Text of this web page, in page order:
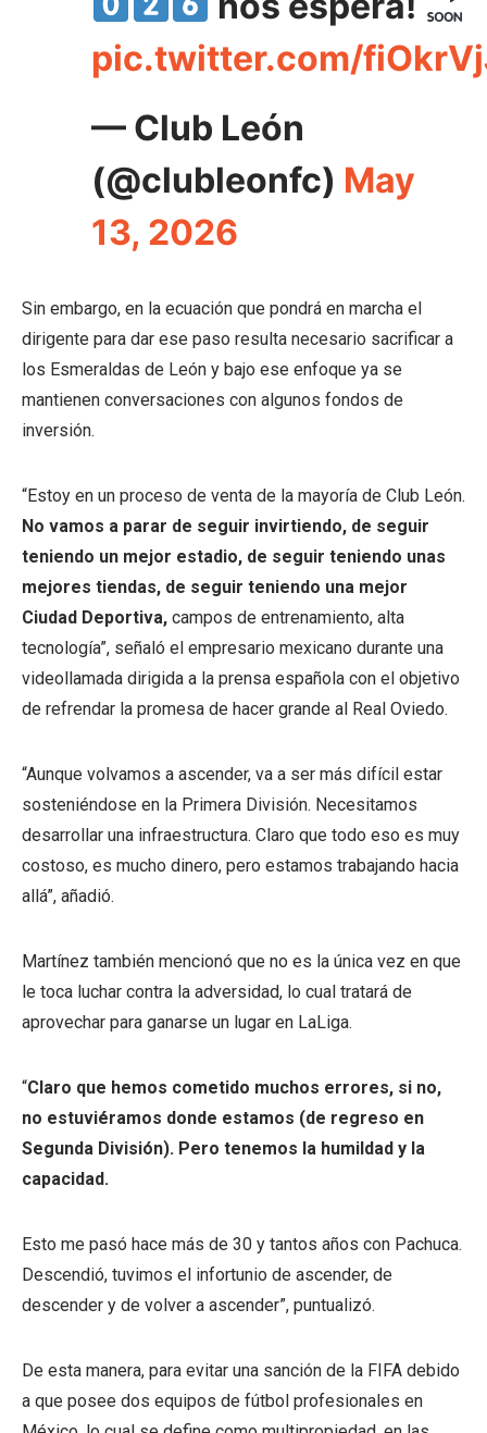
pic.twitter.com/
— Club León
(@clubleonfc) May
13, 2026
Sin embargo, en la ecuación que pondrá en marcha el
dirigente para dar ese paso resulta necesario sacrificar a
los Esmeraldas de León y bajo ese enfoque ya se
mantienen conversaciones con algunos fondos de
inversión.
“Estoy en un proceso de venta de la mayoría de Club León.
No vamos a parar de seguir invirtiendo, de seguir
teniendo un mejor estadio, de seguir teniendo unas
mejores tiendas, de seguir teniendo una mejor
Ciudad Deportiva, campos de entrenamiento, alta
tecnología”, señaló el empresario mexicano durante una
videollamada dirigida a la prensa española con el objetivo
de refrendar la promesa de hacer grande al Real Oviedo.
“Aunque volvamos a ascender, va a ser más difícil estar
sosteniéndose en la Primera División. Necesitamos
desarrollar una infraestructura. Claro que todo eso es muy
costoso, es mucho dinero, pero estamos trabajando hacia
allá”, añadió.
Martínez también mencionó que no es la única vez en que
le toca luchar contra la adversidad, lo cual tratará de
aprovechar para ganarse un lugar en LaLiga.
“Claro que hemos cometido muchos errores, si no,
no estuviéramos donde estamos (de regreso en
Segunda División). Pero tenemos la humildad y la
capacidad.
Esto me pasó hace más de 30 y tantos años con Pachuca.
Descendió, tuvimos el infortunio de ascender, de
descender y de volver a ascender”, puntualizó.
De esta manera, para evitar una sanción de la FIFA debido
a que posee dos equipos de fútbol profesionales en